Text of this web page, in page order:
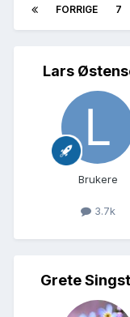
FORRIGE 7
Lars
Brukere
3.7k
Grete